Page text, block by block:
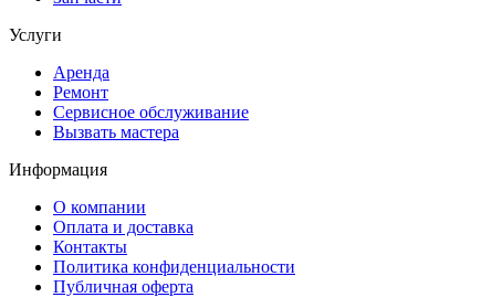
Услуги
Аренда
Ремонт
Сервисное обслуживание
Вызвать мастера
Информация
О компании
Оплата и доставка
Контакты
Политика конфиденциальности
Публичная оферта